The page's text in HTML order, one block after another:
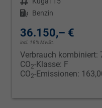
Kraftstoff Benzin
36.150,– €
incl. 19% MwSt.
Verbrauch kombiniert:
CO2-Klasse: F
CO2-Emissionen: